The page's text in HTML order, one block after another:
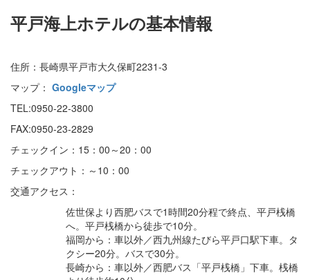
平戸海上ホテルの基本情報
住所：長崎県平戸市大久保町2231-3
マップ： Googleマップ
TEL:0950-22-3800
FAX:0950-23-2829
チェックイン：15：00～20：00
チェックアウト：～10：00
交通アクセス：
佐世保より西肥バスで1時間20分程で終点、平戸桟橋
へ。平戸桟橋から徒歩で10分。
福岡から：車以外／西九州線たびら平戸口駅下車。タ
クシー20分。バスで30分。
長崎から：車以外／西肥バス「平戸桟橋」下車。桟橋